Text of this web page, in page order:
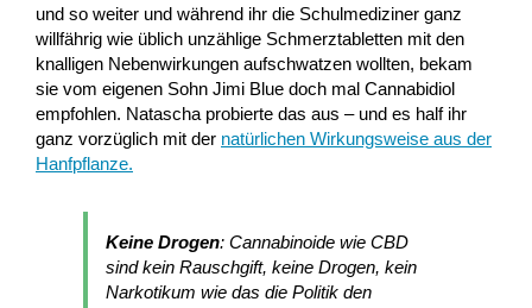
und so weiter und während ihr die Schulmediziner ganz
willfährig wie üblich unzählige Schmerztabletten mit den
knalligen Nebenwirkungen aufschwatzen wollten, bekam
sie vom eigenen Sohn Jimi Blue doch mal Cannabidiol
empfohlen. Natascha probierte das aus – und es half ihr
ganz vorzüglich mit der natürlichen Wirkungsweise aus der
Hanfpflanze.
Keine Drogen: Cannabinoide wie CBD
sind kein Rauschgift, keine Drogen, kein
Narkotikum wie das die Politik den